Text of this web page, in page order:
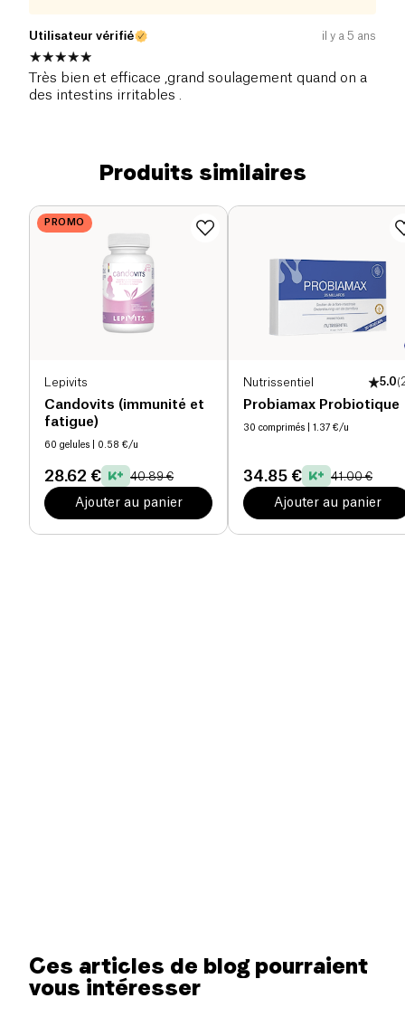
Utilisateur vérifié il y a 5 ans
Très bien et efficace ,grand soulagement quand on a
des intestins irritables .
Produits similaires
PROMO
Lepivits
Candovits (immunité et
fatigue)
60 gelules | 0.58 €/u
28.62 € 40.89 €
Ajouter au panier
Nutrissentiel 5.0(
Probiamax Probiotique
30 comprimés | 1.37 €/u
34.85 € 41.00 €
Ajouter au panier
Ces articles de blog pourraient
vous intéresser